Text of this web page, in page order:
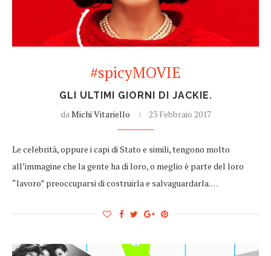
#spicyMOVIE
GLI ULTIMI GIORNI DI JACKIE.
daMichi Vitariello 23 Febbraio 2017
Le celebrità, oppure i capi di Stato e simili, tengono molto
all’immagine che la gente ha di loro, o meglio è parte del loro
“lavoro” preoccuparsi di costruirla e salvaguardarla.…